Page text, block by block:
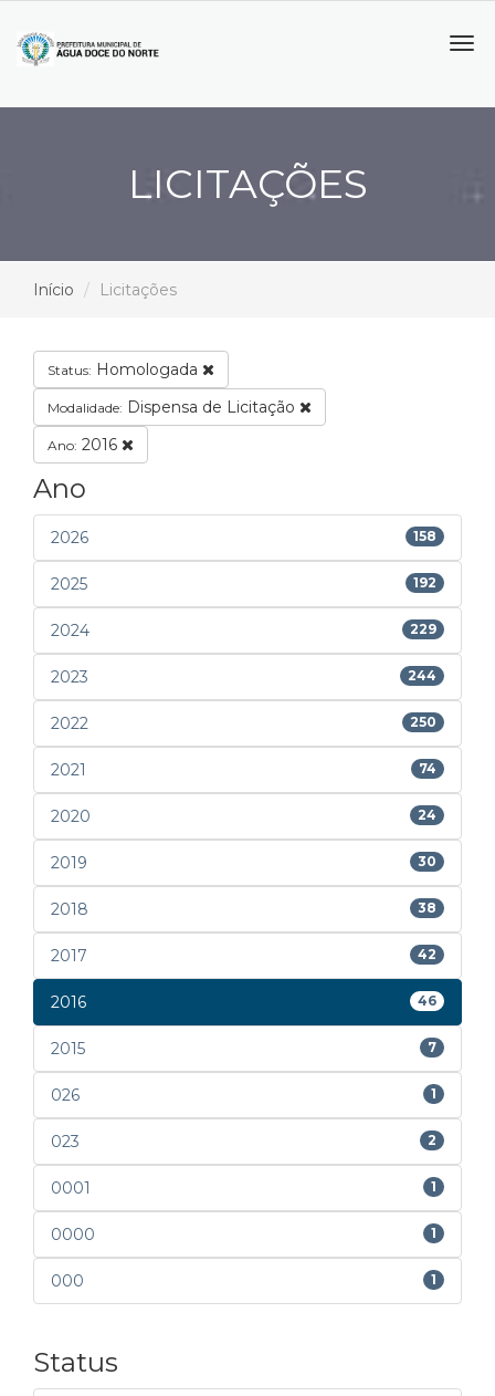
LICITAÇÕES
Início Licitações
Status: Homologada
Modalidade: Dispensa de Licitação
Ano: 2016
Ano
2026 158
2025 192
2024 229
2023 244
2022 250
2021 74
2020 24
2019 30
2018 38
2017 42
2016 46
2015 7
026 1
023 2
0001 1
0000 1
000 1
Status